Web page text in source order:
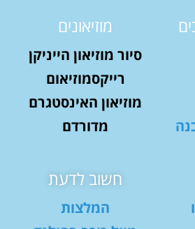
מוזיאונים
סיור מוזיאון הייניקן
רייקסמוזיאום
מוזיאון האינסטגרם
מדורדם
חשוב לדעת
המלצות